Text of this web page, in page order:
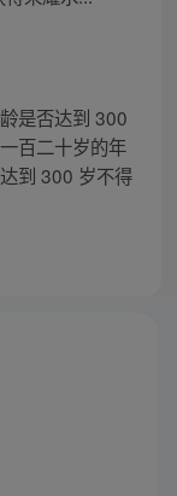
是否达到 300
百二十岁的年
到 300 岁不得